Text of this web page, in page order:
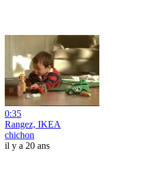
0:35
Rangez, IKEA
chichon
il y a 20 ans